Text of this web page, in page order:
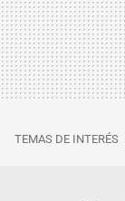
TEMAS DE INTERÉS